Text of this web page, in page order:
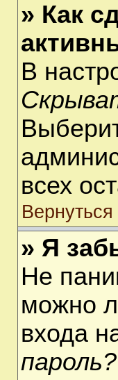
» Как
В
всех
» Я
Не
можно
входа
пароль?